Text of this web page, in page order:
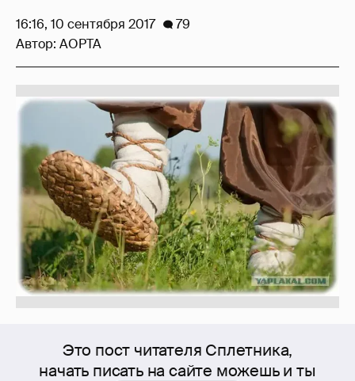
Это пост читателя Сплетника,
начать писать на сайте можешь и ты
16:16, 10 сентября 2017
79
Автор: AOPTA